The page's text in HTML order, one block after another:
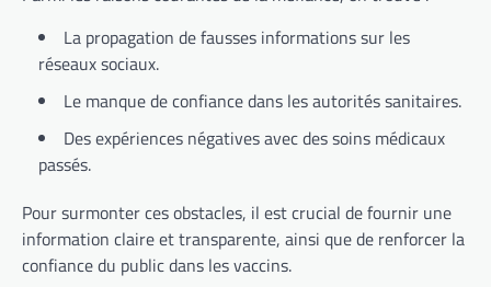
La propagation de fausses informations sur les
réseaux sociaux.
Le manque de confiance dans les autorités sanitaires.
Des expériences négatives avec des soins médicaux
passés.
Pour surmonter ces obstacles, il est crucial de fournir une
information claire et transparente, ainsi que de renforcer la
confiance du public dans les vaccins.